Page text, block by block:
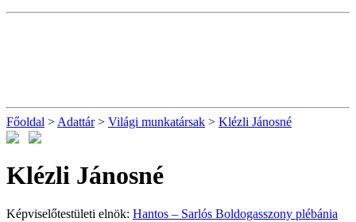
Főoldal > Adattár> Világi munkatársak > Klézli Jánosné
Klézli Jánosné
Képviselőtestületi elnök: Hantos – Sarlós Boldogasszony plébánia